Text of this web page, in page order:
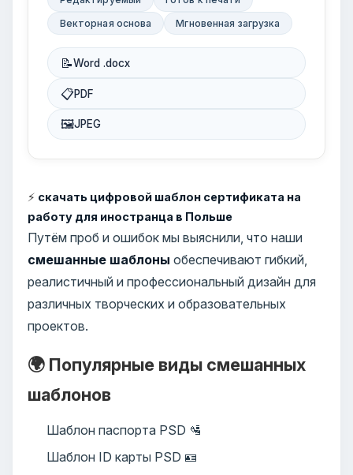
Векторная основа
Мгновенная загрузка
📝Word .docx
📋PDF
🖼JPEG
⚡ скачать цифровой шаблон сертификата на
работу для иностранца в Польше
Путём проб и ошибок мы выяснили, что наши
смешанные шаблоны обеспечивают гибкий,
реалистичный и профессиональный дизайн для
различных творческих и образовательных
проектов.
🌍 Популярные виды смешанных
шаблонов
Шаблон паспорта PSD 🛂
Шаблон ID карты PSD 🪪